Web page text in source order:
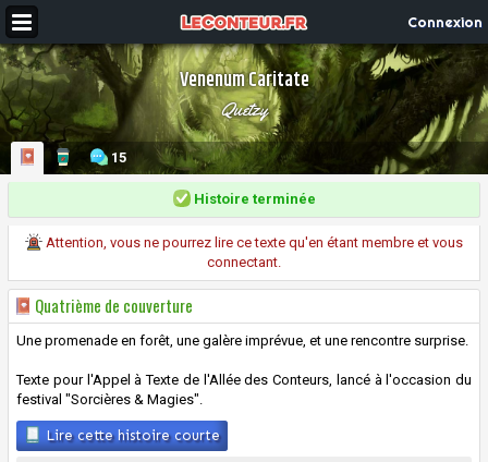
Connexion
Venenum Caritate
Quetzy
15
Histoire terminée
Attention, vous ne pourrez lire ce texte qu'en étant membre et vous
connectant.
Quatrième de couverture
Une promenade en forêt, une galère imprévue, et une rencontre surprise.
Texte pour l'Appel à Texte de l'Allée des Conteurs, lancé à l'occasion du
festival "Sorcières & Magies".
Lire cette histoire courte